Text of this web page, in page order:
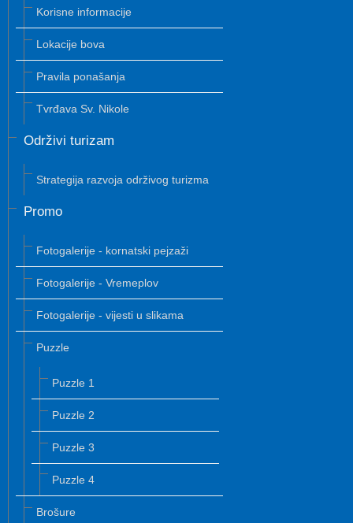
Korisne informacije
Lokacije bova
Pravila ponašanja
Tvrđava Sv. Nikole
Održivi turizam
Strategija razvoja održivog turizma
Promo
Fotogalerije - kornatski pejzaži
Fotogalerije - Vremeplov
Fotogalerije - vijesti u slikama
Puzzle
Puzzle 1
Puzzle 2
Puzzle 3
Puzzle 4
Brošure